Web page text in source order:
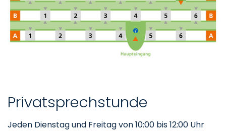
Privatsprechstunde
Jeden Dienstag und Freitag von 10:00 bis 12:00 Uhr